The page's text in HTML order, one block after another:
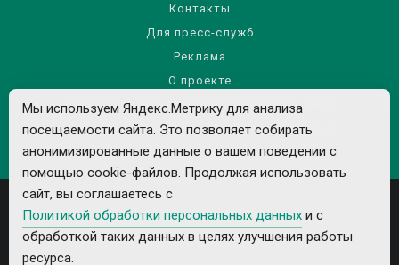
Контакты
Для пресс-служб
Реклама
О проекте
Правила использования материалов сайта
Политика обработки персональных данных
Мы используем Яндекс.Метрику для анализа
посещаемости сайта. Это позволяет собирать
анонимизированные данные о вашем поведении с
помощью cookie-файлов. Продолжая использовать
сайт, вы соглашаетесь с
Политикой обработки персональных данных и с
обработкой таких данных в целях улучшения работы
ресурса.